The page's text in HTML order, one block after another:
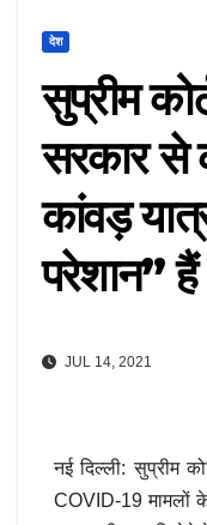
देश
सुप्रीम
सरकार से
कांवड़
परेशान” हैं
JUL 14, 2021
नई दिल्ली: सुप्रीम
COVID-19 मामलों